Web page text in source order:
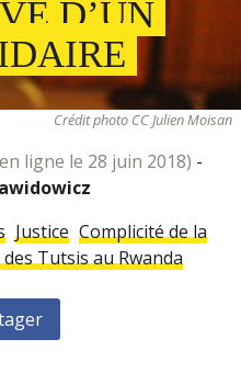
D’UN
Crédit photo CC Julien Moisan
ligne le 28 juin 2018) -
Justice Complicité de la
Tutsis au Rwanda